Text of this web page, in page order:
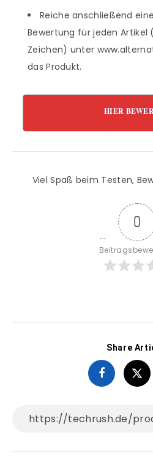
Reiche anschließend
Bewertung für jeden Artikel
Zeichen) unter
das Produkt.
HIER
Viel Spaß beim Testen,
0
Share